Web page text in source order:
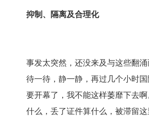
抑制、隔离及合理化
事发太突然，还没来及与这些翻
待一待，静一静，再过几个小时
要开幕了，我不能这样萎靡下去
什么，丢了证件算什么，被滞留